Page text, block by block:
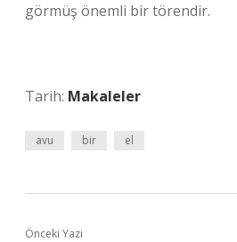
görmüş önemli bir törendir.
Tarih: Makaleler
avu bir el
Önceki Yazı